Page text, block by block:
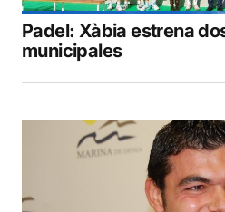
Padel: Xàbia estrena
municipales